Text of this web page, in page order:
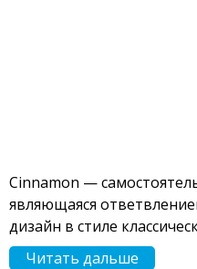
Cinnamon —
являющаяся
дизайн в стиле
Читать дальше